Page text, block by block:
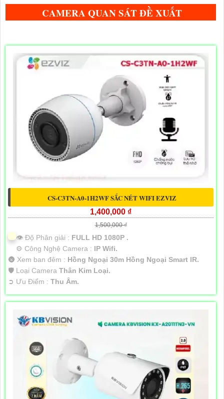
CAMERA QUAN SÁT ĐỀ XUẤT
CS-C3TN-A0-1H2WF SẮC NÉT WIFI EZVIZ
1,400,000 ₫
1,500,000 ₫
👁 Độ Phân giải : FULL HD 1080P .
⚙ Công Nghệ Camera : IP Wifi.
🌚 Xem ban đêm : Hồng Ngoại 30m Hồng Ngoại Smart IR.
🛡 Loại Camera Thân Kim Loại.
️➲ Ưu Điểm : Thu Âm.